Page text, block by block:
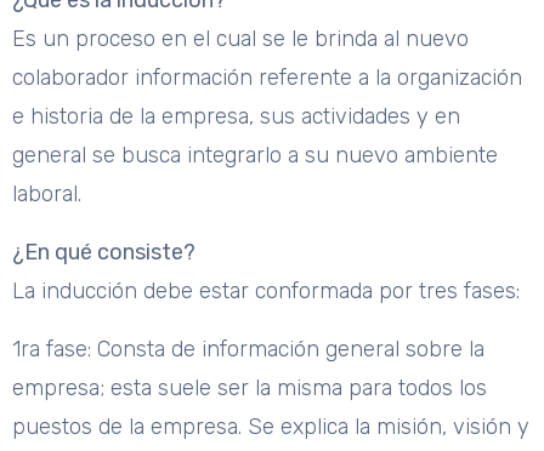
Es un proceso en el cual se le brinda al nuevo
colaborador información referente a la organización
e historia de la empresa, sus actividades y en
general se busca integrarlo a su nuevo ambiente
laboral.
¿En qué consiste?
La inducción debe estar conformada por tres fases:
1ra fase: Consta de información general sobre la
empresa; esta suele ser la misma para todos los
puestos de la empresa. Se explica la misión, visión y